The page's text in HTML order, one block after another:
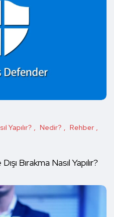
Yapılır? Nedir?
Rehber
Bırakma Nasıl Yapılır?